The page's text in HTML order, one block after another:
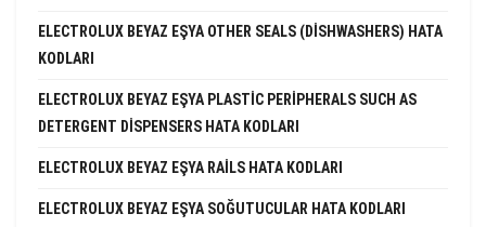
ELECTROLUX BEYAZ EŞYA OTHER SEALS (DISHWASHERS) HATA
KODLARI
ELECTROLUX BEYAZ EŞYA PLASTIC PERIPHERALS SUCH AS
DETERGENT DISPENSERS HATA KODLARI
ELECTROLUX BEYAZ EŞYA RAILS HATA KODLARI
ELECTROLUX BEYAZ EŞYA SOĞUTUCULAR HATA KODLARI